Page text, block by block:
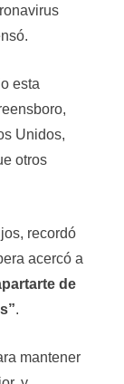
esta
Unidos,
otros
recordó
acercó a
de
.
mantener